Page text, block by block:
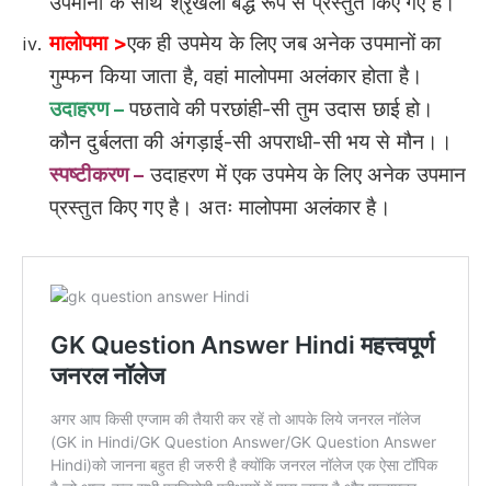
मालोपमा >एक ही उपमेय के लिए जब अनेक उपमानों का
गुम्फन किया जाता है, वहां मालोपमा अलंकार होता है।
उदाहरण –पछतावे की परछांही-सी तुम उदास छाई हो।
कौन दुर्बलता की अंगड़ाई-सी अपराधी-सी भय से मौन।।
स्पष्टीकरण – उदाहरण में एक उपमेय के लिए अनेक उपमान
प्रस्तुत किए गए है। अतः मालोपमा अलंकार है।